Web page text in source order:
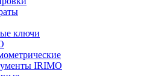
ключи
IRIMO